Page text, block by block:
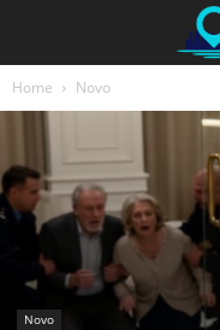
Home Novo
Novo